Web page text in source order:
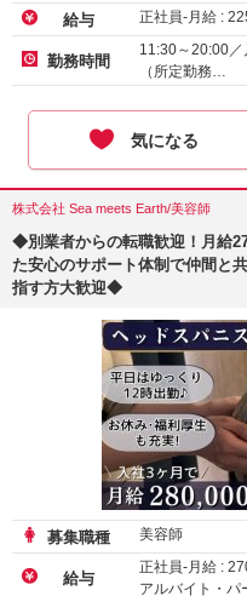
給与 正社員-月給 :
勤務時間
11:30～20:00／
（所定勤務…
気になる
株式会社 Sea meets Earth/美容師
◆別業者からの転職歓迎！月給
た安心のサポート体制で仲間と
指す方大歓迎◆
募集職種 美容師
給与
正社員-月給 :
アルバイト・パ